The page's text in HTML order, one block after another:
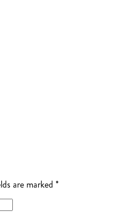
are marked *